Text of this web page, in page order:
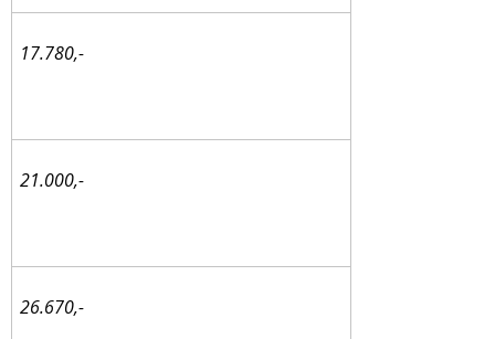
17.780,-
21.000,-
26.670,-